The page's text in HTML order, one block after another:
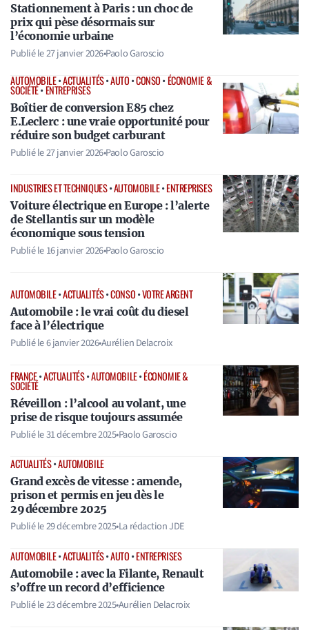
Stationnement à Paris : un choc de
prix qui pèse désormais sur
l’économie urbaine
Publié le27 janvier 2026•Paolo Garoscio
AUTOMOBILE•ACTUALITÉS•AUTO•CONSO•ÉCONOMIE &
SOCIÉTÉ•ENTREPRISES
Boîtier de conversion E85 chez
E.Leclerc : une vraie opportunité pour
réduire son budget carburant
Publié le27 janvier 2026•Paolo Garoscio
INDUSTRIES ET TECHNIQUES•AUTOMOBILE•ENTREPRISES
Voiture électrique en Europe : l’alerte
de Stellantis sur un modèle
économique sous tension
Publié le16 janvier 2026•Paolo Garoscio
AUTOMOBILE•ACTUALITÉS•CONSO•VOTRE ARGENT
Automobile : le vrai coût du diesel
face à l’électrique
Publié le6 janvier 2026•Aurélien Delacroix
FRANCE•ACTUALITÉS•AUTOMOBILE•ÉCONOMIE &
SOCIÉTÉ
Réveillon : l’alcool au volant, une
prise de risque toujours assumée
Publié le31 décembre 2025•Paolo Garoscio
ACTUALITÉS•AUTOMOBILE
Grand excès de vitesse : amende,
prison et permis en jeu dès le
29 décembre 2025
Publié le29 décembre 2025•La rédaction JDE
AUTOMOBILE•ACTUALITÉS•AUTO•ENTREPRISES
Automobile : avec la Filante, Renault
s’offre un record d’efficience
Publié le23 décembre 2025•Aurélien Delacroix